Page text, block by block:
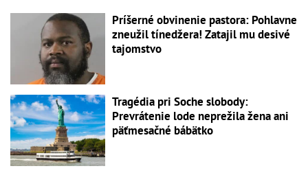
Príšerné obvinenie pastora: Pohlavne
zneužil tínedžera! Zatajil mu desivé
tajomstvo
Tragédia pri Soche slobody:
Prevrátenie lode neprežila žena ani
päťmesačné bábätko